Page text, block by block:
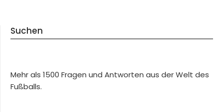
Suchen
Mehr als 1500 Fragen und Antworten aus der Welt des
Fußballs.